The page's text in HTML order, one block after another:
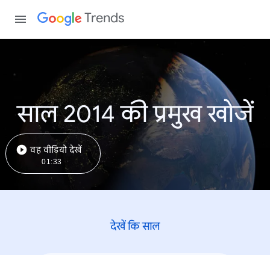
Trends
साल 2014 की प्रमुख खोजें
वह वीडियो देखें
01:33
देखें कि साल